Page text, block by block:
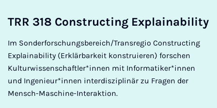
TRR 318 Con­­­struc­t­ing Ex­­­plain­a­bi­li­ty
Im Sonderforschungsbereich/Transregio Constructing
Explainability (Erklärbarkeit konstruieren) forschen
Kulturwissenschaftler*innen mit Informatiker*innen
und Ingenieur*innen interdisziplinär zu Fragen der
Mensch-Maschine-Interaktion.